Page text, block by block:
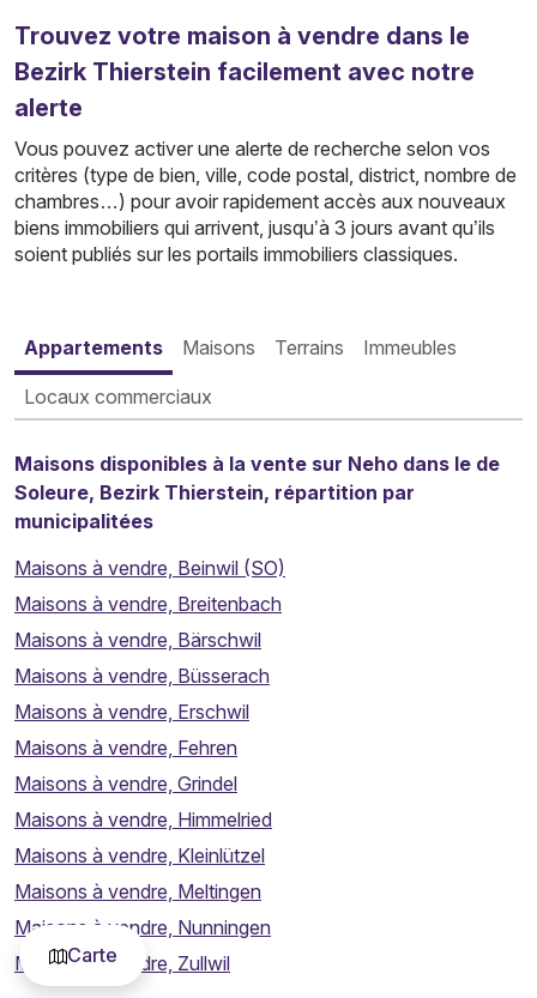
Trouvez votre maison à vendre dans le
Bezirk Thierstein facilement avec notre
alerte
Vous pouvez activer une alerte de recherche selon vos
critères (type de bien, ville, code postal, district, nombre de
chambres…) pour avoir rapidement accès aux nouveaux
biens immobiliers qui arrivent, jusqu’à 3 jours avant qu’ils
soient publiés sur les portails immobiliers classiques.
Appartements Maisons Terrains Immeubles
Locaux commerciaux
Maisons disponibles à la vente sur Neho dans le de
Soleure, Bezirk Thierstein, répartition par
municipalitées
Maisons à vendre, Beinwil (SO)
Maisons à vendre, Breitenbach
Maisons à vendre, Bärschwil
Maisons à vendre, Büsserach
Maisons à vendre, Erschwil
Maisons à vendre, Fehren
Maisons à vendre, Grindel
Maisons à vendre, Himmelried
Maisons à vendre, Kleinlützel
Maisons à vendre, Meltingen
Maisons à vendre, Nunningen
Maisons à vendre, Zullwil
Carte
Vous souhaitez vendre votre propriété ?